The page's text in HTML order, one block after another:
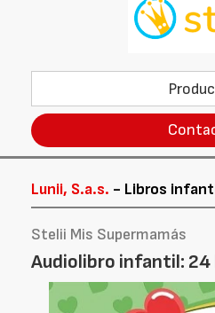
Lunii, S.a.s. - Libros
Stelii Mis Supermamás
Audiolibro infantil: